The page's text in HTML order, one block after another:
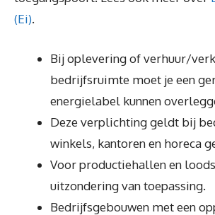
(Ei).
Bij oplevering of verhuur/
bedrijfsruimte moet je een
energielabel kunnen
Deze verplichting geldt bij
winkels, kantoren en horeca
Voor productiehallen en
uitzondering van toepassing.
Bedrijfsgebouwen met een